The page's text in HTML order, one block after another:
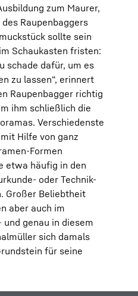
zum Maurer,
Raupenbaggers
sollte sein
Schaukasten fristen:
schade dafür, um es
zu lassen“, erinnert
Raupenbagger richtig
ihm schließlich die
Verschiedenste
Hilfe von ganz
Formen
etwa häufig in den
oder Technik-
Großer Beliebtheit
aber auch im
und genau in diesem
sich damals
für seine